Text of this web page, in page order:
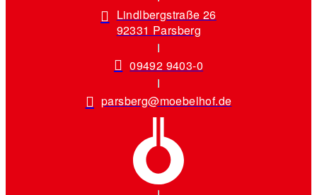
Lindlbergstraße 26
92331 Parsberg
09492 9403-0
parsberg@moebelhof.de